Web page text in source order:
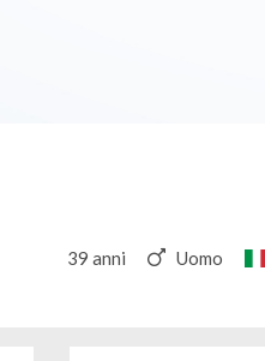
39 anni Uomo